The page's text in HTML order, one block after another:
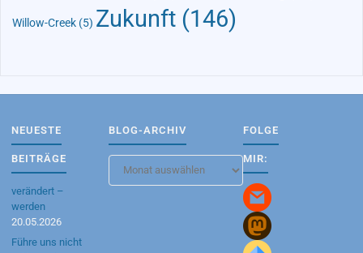
Willow-Creek (5) Zukunft (146)
NEUESTE
BEITRÄGE
verändert –
werden
20.05.2026
Führe uns nicht
BLOG-ARCHIV
Blog-
Archiv
FOLGE
MIR: